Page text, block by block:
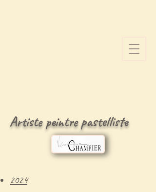
Artiste peintre pastelliste
2024